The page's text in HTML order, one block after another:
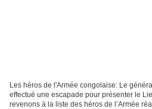
Les héros de l'Armée congolaise: Le
effectué une escapade pour présenter le
revenons à la liste des héros de l’Armée